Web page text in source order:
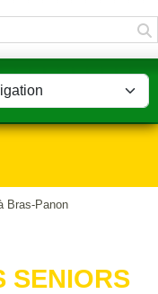
Bras-Panon
SENIORS